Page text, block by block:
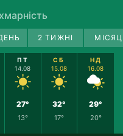
2 ТИЖНІ
ПТ
14.08
27°
13°
СБ
15.08
32°
17°
НД
16.08
29°
20°